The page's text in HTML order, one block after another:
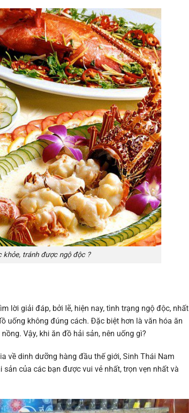
tránh được ngộ độc ?
lời giải đáp, bởi lẽ, hiện nay, tình trạng ngộ độc, nhất
uống không đúng cách. Đặc biệt hơn là văn hóa ăn
Vậy, khi ăn đồ hải sản, nên uống gì?
về dinh dưỡng hàng đầu thế giới, Sinh Thái Nam
của các bạn được vui vẻ nhất, trọn vẹn nhất và